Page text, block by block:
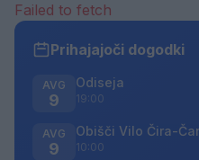
Failed to fetch
Prihajajoči dogodki
AVG
9
Odiseja
19:00
AVG
9
Obišči Vilo Čira-
10:00